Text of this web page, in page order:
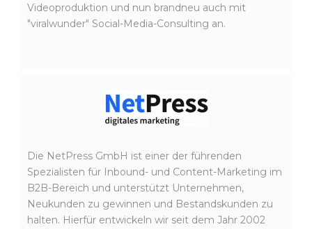
Videoproduktion und nun brandneu auch mit
"viralwunder" Social-Media-Consulting an.
Die NetPress GmbH ist einer der führenden
Spezialisten für Inbound- und Content-Marketing im
B2B-Bereich und unterstützt Unternehmen,
Neukunden zu gewinnen und Bestandskunden zu
halten. Hierfür entwickeln wir seit dem Jahr 2002